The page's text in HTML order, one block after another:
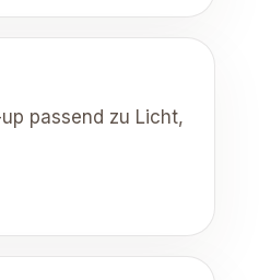
passend zu Licht,